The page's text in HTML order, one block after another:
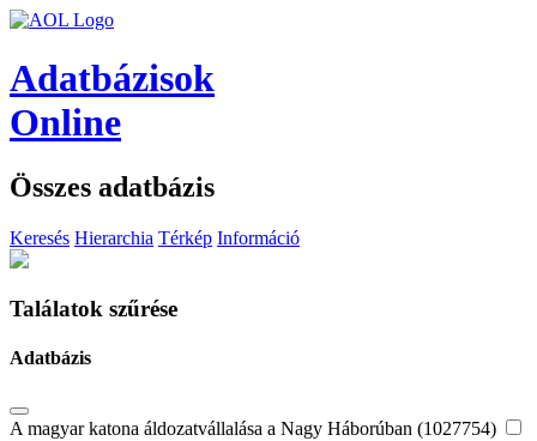
Adatbázisok
Online
Összes adatbázis
Keresés Hierarchia Térkép Információ
Találatok szűrése
Adatbázis
A magyar katona áldozatvállalása a Nagy Háborúban (1027754)